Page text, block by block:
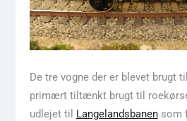
De tre vogne der er blevet brugt
primært tiltænkt brugt til
udlejet til Langelandsbanensom